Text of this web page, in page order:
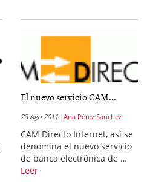
El nuevo servicio CAM...
23 Ago 2011 Ana Pérez Sánchez
CAM Directo Internet, así se
denomina el nuevo servicio
de banca electrónica de …
Leer